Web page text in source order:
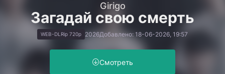
Girigo
Загадай свою смерть
WEB-DLRip 720p 2026Добавлено: 18-06-2026, 19:57
Смотреть